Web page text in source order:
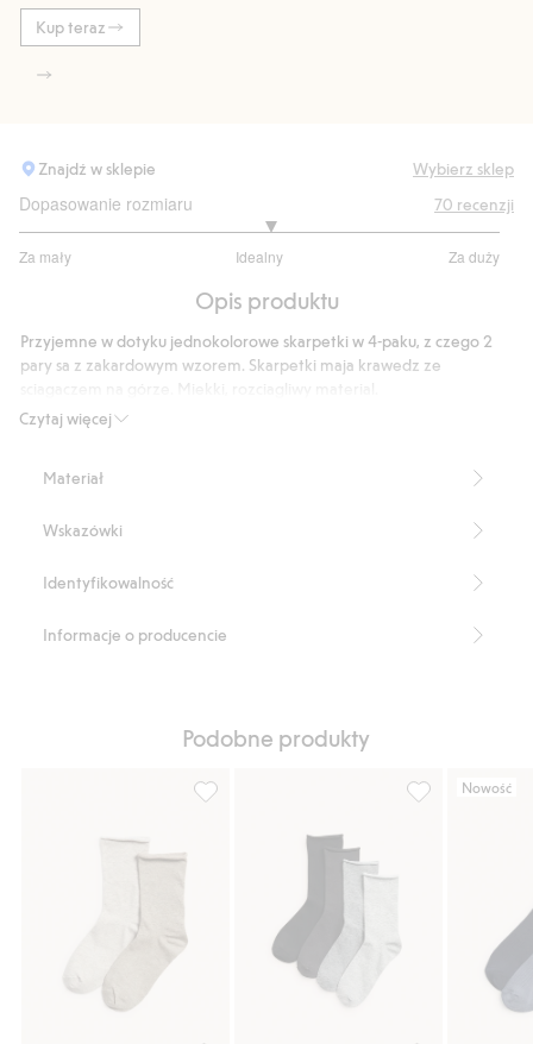
Kup teraz
Znajdź w sklepie Wybierz sklep
Dopasowanie rozmiaru
Za mały Idealny Za duży
na
45
głosów
70 recenzji
Opis produktu
Czytaj więcej
Przyjemne w dotyku jednokolorowe skarpetki w 4-paku, z czego 2
pary sa z zakardowym wzorem. Skarpetki maja krawedz ze
Numer artykułu
Materiał
Wskazówki
Identyfikowalność
Informacje o producencie
Podobne produkty
Nowość